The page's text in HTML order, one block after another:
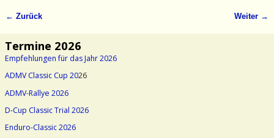
← Zurück Weiter →
Termine 2026
Empfehlungen für das Jahr 2026
ADMV Classic Cup 2026
ADMV-Rallye 2026
D-Cup Classic Trial 2026
Enduro-Classic 2026